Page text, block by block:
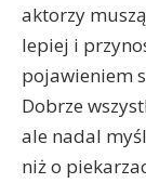
aktorzy
lepiej i
pojawieniem
Dobrze
ale nadal
niż o